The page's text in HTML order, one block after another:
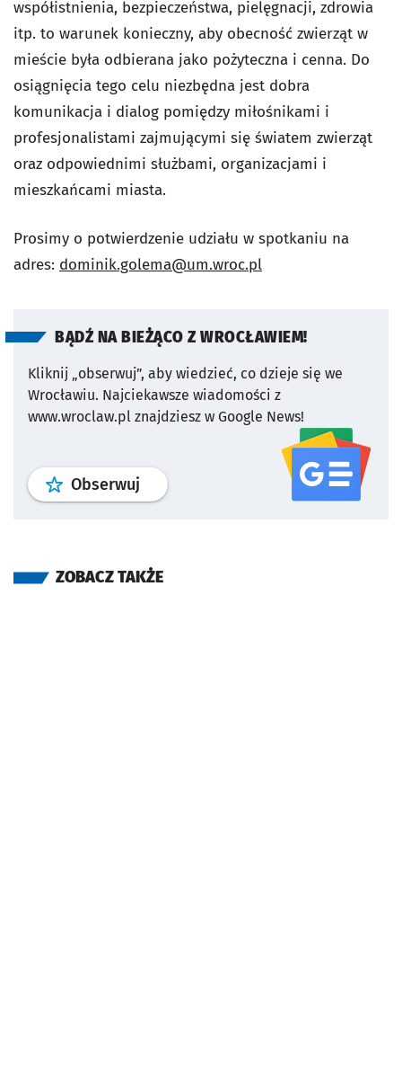
współistnienia, bezpieczeństwa, pielęgnacji, zdrowia
itp. to warunek konieczny, aby obecność zwierząt w
mieście była odbierana jako pożyteczna i cenna. Do
osiągnięcia tego celu niezbędna jest dobra
komunikacja i dialog pomiędzy miłośnikami i
profesjonalistami zajmującymi się światem zwierząt
oraz odpowiednimi służbami, organizacjami i
mieszkańcami miasta.
Prosimy o potwierdzenie udziału w spotkaniu na
adres: dominik.golema@um.wroc.pl
BĄDŹ NA BIEŻĄCO Z WROCŁAWIEM!
Kliknij „obserwuj”, aby wiedzieć, co dzieje się we
Wrocławiu. Najciekawsze wiadomości z
www.wroclaw.pl znajdziesz w Google News!
Obserwuj profil serwisu
ZOBACZ TAKŻE